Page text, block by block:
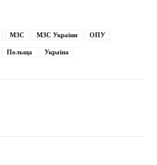
МЗС МЗС України ОПУ
Польща Україна